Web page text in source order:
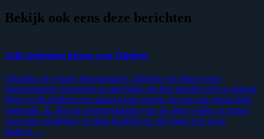
Bekijk ook eens deze berichten
Zelfs studenten kiezen voor Htphees
Ondanks de warme temperaturen, buffelen we lekker door
Hardwerkend, leergierig en niet bang om hun handen vies te maken,
Deze week hebben een aantal jonge gasten via ons een mooie klus
opgepakt. 💪 Met de zomervakantie voor de deur wilden ze graag
wat extra verdienen, en daar hoefden ze niet lang over na te
denken….